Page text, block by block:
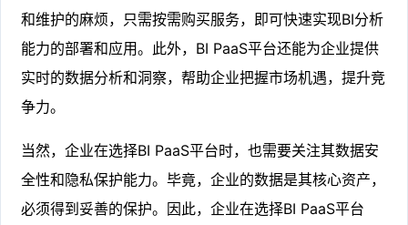
和维护的麻烦，只需按需购买服务，即可快速实现BI分析
能力的部署和应用。此外，BI PaaS平台还能为企业提供
实时的数据分析和洞察，帮助企业把握市场机遇，提升竞
争力。
当然，企业在选择BI PaaS平台时，也需要关注其数据安
全性和隐私保护能力。毕竟，企业的数据是其核心资产，
必须得到妥善的保护。因此，企业在选择BI PaaS平台